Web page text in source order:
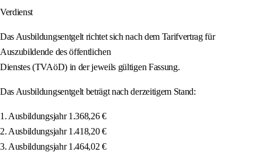
Verdienst
Das Ausbildungsentgelt richtet sich nach dem Tarifvertrag für
Auszubildende des öffentlichen
Dienstes (TVAöD) in der jeweils gültigen Fassung.
Das Ausbildungsentgelt beträgt nach derzeitigem Stand:
1. Ausbildungsjahr 1.368,26 €
2. Ausbildungsjahr 1.418,20 €
3. Ausbildungsjahr 1.464,02 €